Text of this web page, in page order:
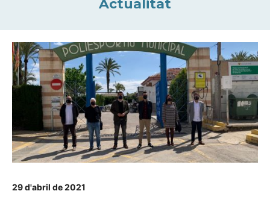
Actualitat
29 d'abril de 2021